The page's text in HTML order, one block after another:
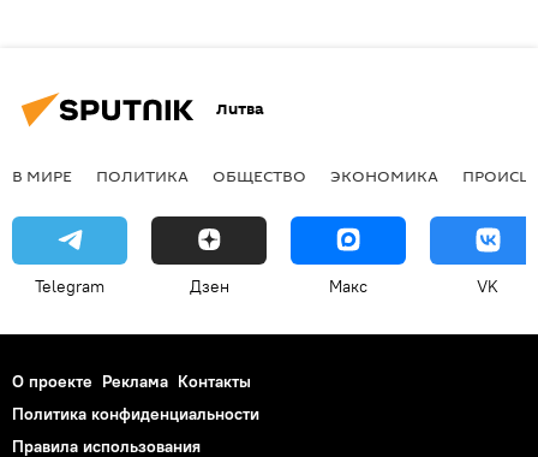
Литва
В МИРЕ ПОЛИТИКА ОБЩЕСТВО ЭКОНОМИКА
Telegram Дзен Макс VK
О проекте Реклама Контакты
Политика конфиденциальности
Правила использования